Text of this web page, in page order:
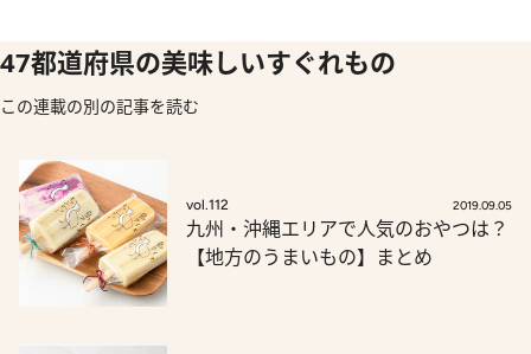
47都道府県の美味しいすぐれもの
この連載の別の記事を読む
vol.112 2019.09.05
九州・沖縄エリアで人気のおやつは？
【地方のうまいもの】まとめ